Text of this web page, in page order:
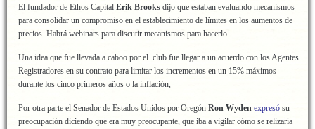
El fundador de Ethos Capital Erik Brooks dijo que estaban evaluando mecanismos
para consolidar un compromiso en el establecimiento de límites en los aumentos de
precios. Habrá webinars para discutir mecanismos para hacerlo.
Una idea que fue llevada a caboo por el .club fue llegar a un acuerdo con los Agentes
Registradores en su contrato para limitar los incrementos en un 15% máximos
durante los cinco primeros años o la inflación,
Por otra parte el Senador de Estados Unidos por Oregón Ron Wyden expresó su
preocupación diciendo que era muy preocupante, que iba a vigilar cómo se relizaría